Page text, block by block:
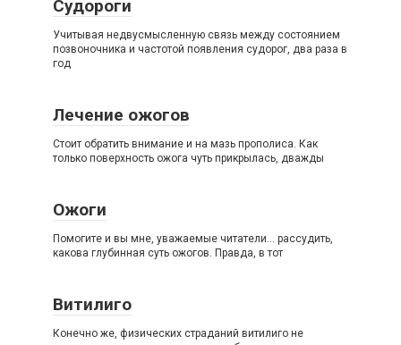
Судороги
Учитывая недвусмысленную связь между состоянием
позвоночника и частотой появления судорог, два раза в
год
Лечение ожогов
Стоит обратить внимание и на мазь прополиса. Как
только поверхность ожога чуть прикрылась, дважды
Ожоги
Помогите и вы мне, уважаемые читатели… рассудить,
какова глубинная суть ожогов. Правда, в тот
Витилиго
Конечно же, физических страданий витилиго не